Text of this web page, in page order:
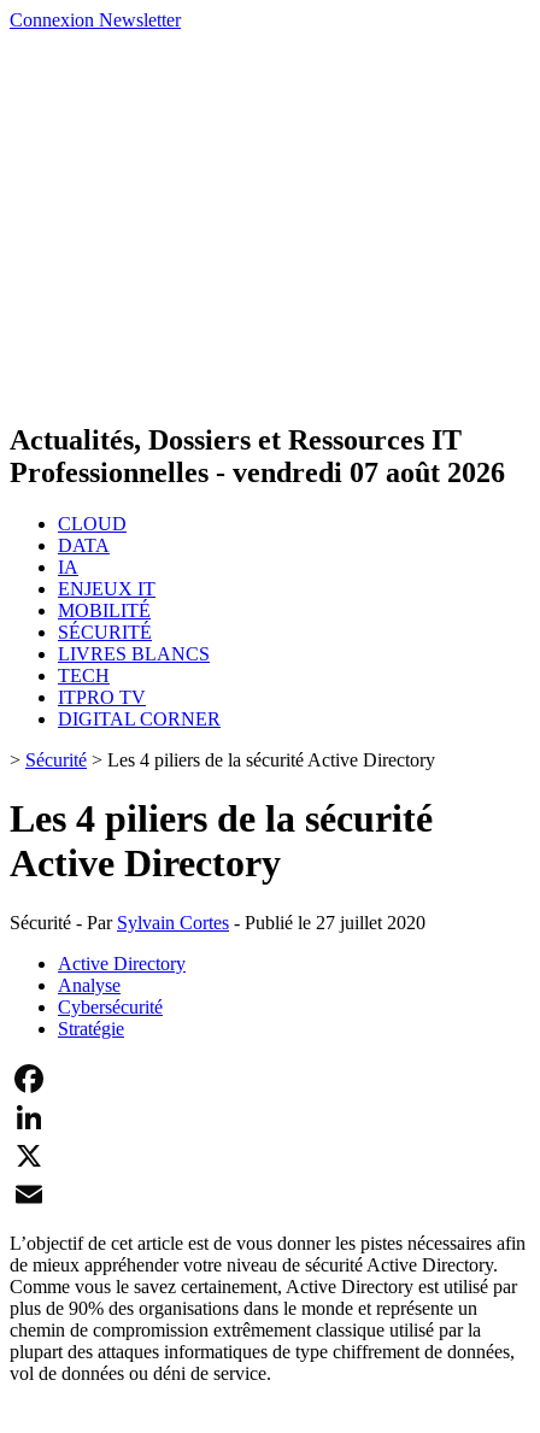
Connexion Newsletter
Actualités, Dossiers et Ressources IT
Professionnelles - vendredi 07 août 2026
CLOUD
DATA
IA
ENJEUX IT
MOBILITÉ
SÉCURITÉ
LIVRES BLANCS
TECH
ITPRO TV
DIGITAL CORNER
> Sécurité > Les 4 piliers de la sécurité Active Directory
Les 4 piliers de la sécurité
Active Directory
Sécurité - Par Sylvain Cortes - Publié le 27 juillet 2020
Active Directory
Analyse
Cybersécurité
Stratégie
Facebook
LinkedIn
X
Email
L’objectif de cet article est de vous donner les pistes nécessaires afin
de mieux appréhender votre niveau de sécurité Active Directory.
Comme vous le savez certainement, Active Directory est utilisé par
plus de 90% des organisations dans le monde et représente un
chemin de compromission extrêmement classique utilisé par la
plupart des attaques informatiques de type chiffrement de données,
vol de données ou déni de service.